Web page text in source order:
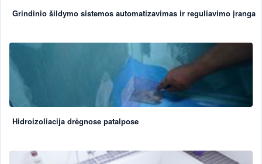
Grindinio šildymo sistemos automatizavimas ir reguliavimo įranga
Hidroizoliacija drėgnose patalpose